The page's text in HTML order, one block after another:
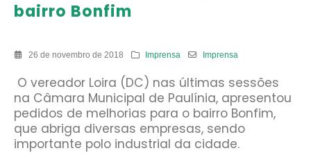
bairro Bonfim
26 de novembro de 2018 Imprensa Imprensa
O vereador Loira (DC) nas últimas sessões
na Câmara Municipal de Paulínia, apresentou
pedidos de melhorias para o bairro Bonfim,
que abriga diversas empresas, sendo
importante polo industrial da cidade.